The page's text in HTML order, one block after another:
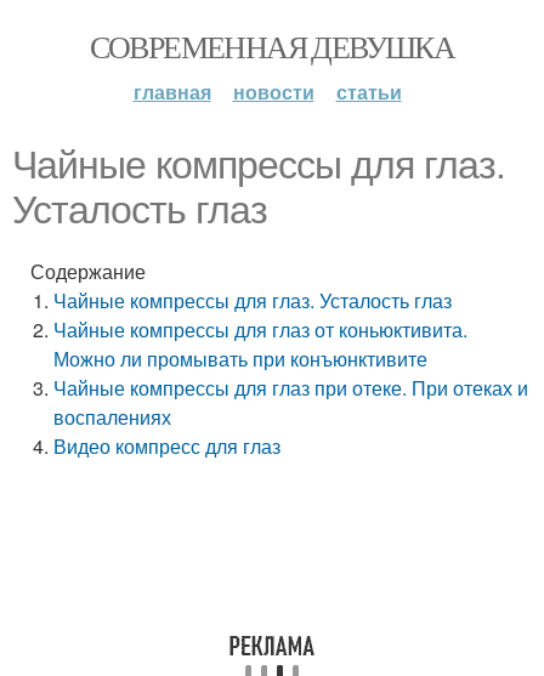
СОВРЕМЕННАЯ ДЕВУШКА
главная новости статьи
Чайные компрессы для глаз.
Усталость глаз
Содержание
Чайные компрессы для глаз. Усталость глаз
Чайные компрессы для глаз от коньюктивита.
Можно ли промывать при конъюнктивите
Чайные компрессы для глаз при отеке. При отеках и
воспалениях
Видео компресс для глаз